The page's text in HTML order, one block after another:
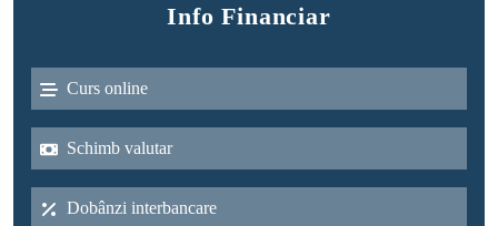
Info Financiar
Curs online
Schimb valutar
Dobânzi interbancare